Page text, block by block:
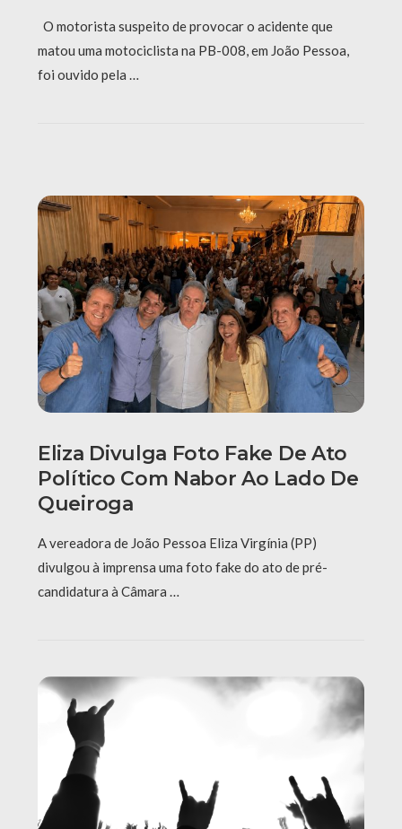
O motorista suspeito de provocar o acidente que
matou uma motociclista na PB-008, em João Pessoa,
foi ouvido pela …
Eliza Divulga Foto Fake De Ato
Político Com Nabor Ao Lado De
Queiroga
A vereadora de João Pessoa Eliza Virgínia (PP)
divulgou à imprensa uma foto fake do ato de pré-
candidatura à Câmara …